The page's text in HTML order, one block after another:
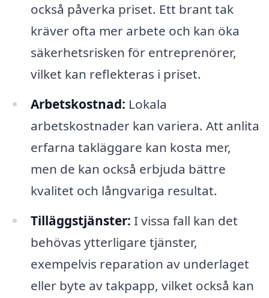
också påverka priset. Ett brant tak
kräver ofta mer arbete och kan öka
säkerhetsrisken för entreprenörer,
vilket kan reflekteras i priset.
Arbetskostnad: Lokala
arbetskostnader kan variera. Att anlita
erfarna takläggare kan kosta mer,
men de kan också erbjuda bättre
kvalitet och långvariga resultat.
Tilläggstjänster: I vissa fall kan det
behövas ytterligare tjänster,
exempelvis reparation av underlaget
eller byte av takpapp, vilket också kan